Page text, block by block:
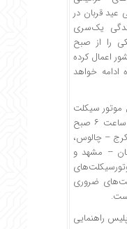
قربان در
یک‌سری
را از صبح
کشور اعمال کرده
روز دوشنبه ۲۰ تیرماه ادامه خواهد
موتور سیکلت
از ساعت ۱۲ ظهر امروز، ۱۵ تیرماه تا ساعت ۶ صبح
کرج – چالوس،
– مشهد و
ضروری
راهنمایی